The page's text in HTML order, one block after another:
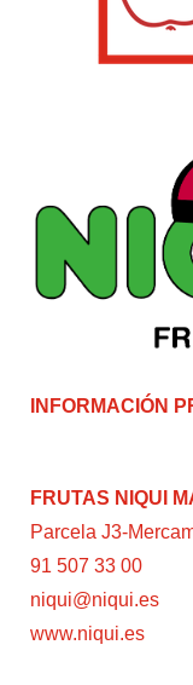
INFORMACIÓN
FRUTAS NIQUI
Parcela J3-
91 507 33 00
niqui@niqui.es
www.niqui.es